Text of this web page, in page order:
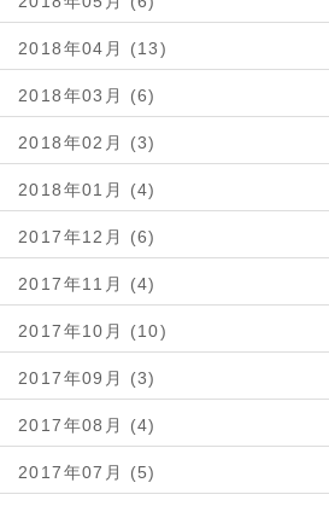
2018年04月 (13)
2018年03月 (6)
2018年02月 (3)
2018年01月 (4)
2017年12月 (6)
2017年11月 (4)
2017年10月 (10)
2017年09月 (3)
2017年08月 (4)
2017年07月 (5)